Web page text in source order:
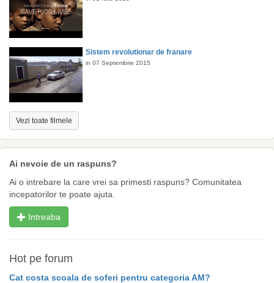
Sistem revolutionar de franare
in 07 Septembrie 2015
Vezi toate filmele
Ai nevoie de un raspuns?
Ai o intrebare la care vrei sa primesti raspuns? Comunitatea
incepatorilor te poate ajuta.
Intreaba
Hot pe forum
Cat costa scoala de soferi pentru categoria AM?